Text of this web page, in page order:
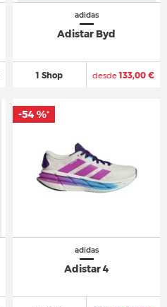
adidas
Adistar Byd
1 Shop desde133,00 €
adidas
Adistar 4
-54 %*